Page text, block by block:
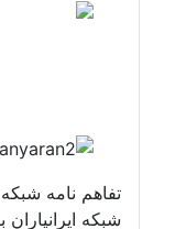
تفاهم نامه شبکه
شبکه